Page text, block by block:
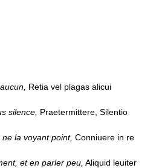
Retia vel plagas alicui
silence, Praetermittere, Silentio
la voyant point, Conniuere in re
et en parler peu, Aliquid leuiter